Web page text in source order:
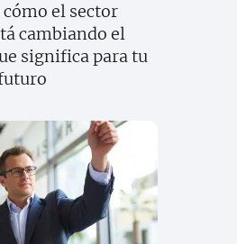
cómo el sector
cambiando el
significa para tu